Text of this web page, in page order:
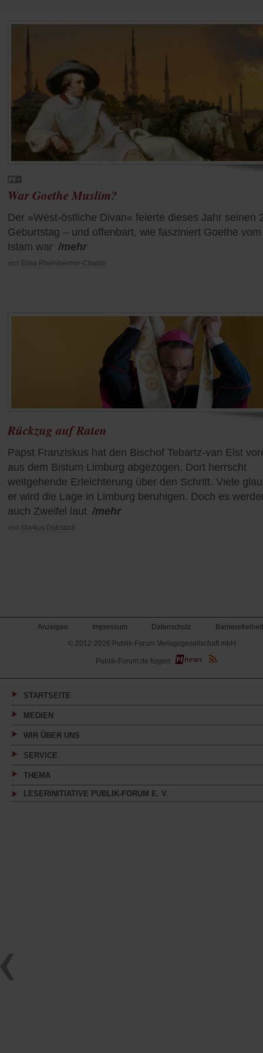
War Goethe Muslim?
Der »West-östliche Divan« feierte dieses Jahr seinen
Geburtstag – und offenbart, wie fasziniert Goethe vom
Islam war /mehr
von Elisa Rheinheimer-Chabbi
Rückzug auf Raten
Papst Franziskus hat den Bischof Tebartz-van Elst
aus dem Bistum Limburg abgezogen. Dort herrscht
weitgehende Erleichterung über den Schritt. Viele
er wird die Lage in Limburg beruhigen. Doch es
auch Zweifel laut /mehr
von Markus Dobstadt
Anzeigen Impressum Datenschutz
Barrierefreiheit
© 2012-2026 Publik-Forum Verlagsgesellschaft mbH
(Öffnet
in
neuen
Publik-Forum.de folgen:
STARTSEITE
MEDIEN
WIR ÜBER UNS
SERVICE
THEMA
LESERINITIATIVE PUBLIK-FORUM E. V.